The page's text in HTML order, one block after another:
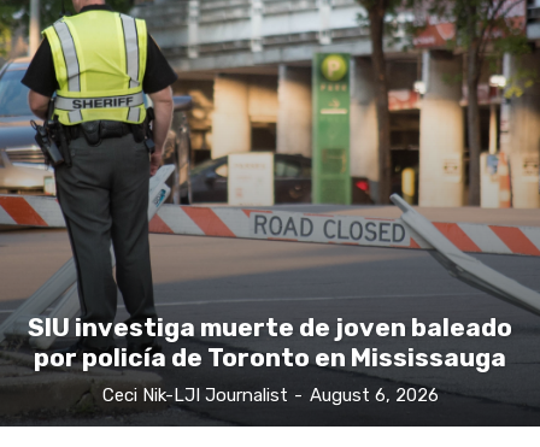
SIU investiga muerte de joven baleado
por policía de Toronto en Mississauga
Ceci Nik-LJI Journalist - August 6, 2026